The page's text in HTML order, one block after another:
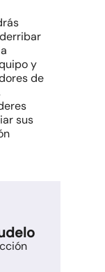
y
de
sus